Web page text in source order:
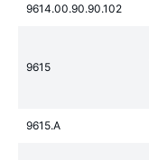
9614.00.90.90.102
9615
9615.A